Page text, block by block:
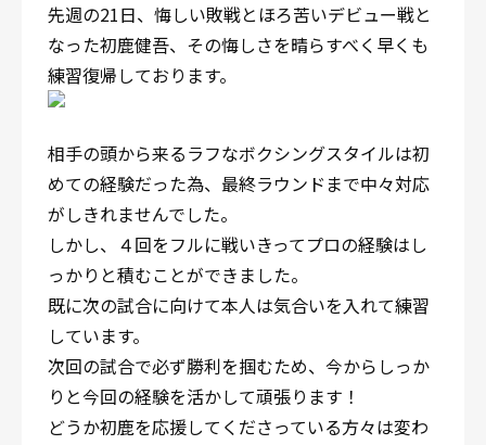
八王子中屋ボクシングジム
〒192-0072 東京都八王子市南町3-8 第2原嶋ビル1F
Tel/Fax：042-622-7222
営業時間：月〜土 14:00〜22:00 / 日・祝 14:00〜19:00
先週の21日、悔しい敗戦とほろ苦いデビュー戦と
なった初鹿健吾、その悔しさを晴らすべく早くも
練習復帰しております。
相手の頭から来るラフなボクシングスタイルは初
めての経験だった為、最終ラウンドまで中々対応
がしきれませんでした。
しかし、４回をフルに戦いきってプロの経験はし
っかりと積むことができました。
既に次の試合に向けて本人は気合いを入れて練習
しています。
次回の試合で必ず勝利を掴むため、今からしっか
りと今回の経験を活かして頑張ります！
どうか初鹿を応援してくださっている方々は変わ